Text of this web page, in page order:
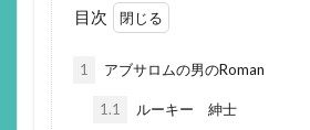
目次
1 アブサロムの男のRoman
1.1 ルーキー 紳士